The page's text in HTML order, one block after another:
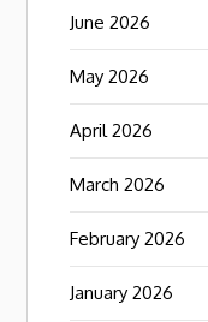
June 2026
May 2026
April 2026
March 2026
February 2026
January 2026